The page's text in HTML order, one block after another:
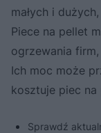
małych i
Piece na pellet
ogrzewania
Ich moc może
kosztuje piec
Sprawdź